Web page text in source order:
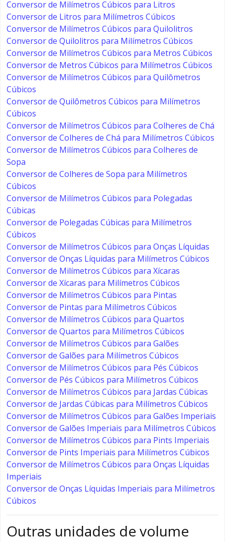
Conversor de Milímetros Cúbicos para Litros
Conversor de Litros para Milímetros Cúbicos
Conversor de Milímetros Cúbicos para Quilolitros
Conversor de Quilolitros para Milímetros Cúbicos
Conversor de Milímetros Cúbicos para Metros Cúbicos
Conversor de Metros Cúbicos para Milímetros Cúbicos
Conversor de Milímetros Cúbicos para Quilômetros
Cúbicos
Conversor de Quilômetros Cúbicos para Milímetros
Cúbicos
Conversor de Milímetros Cúbicos para Colheres de Chá
Conversor de Colheres de Chá para Milímetros Cúbicos
Conversor de Milímetros Cúbicos para Colheres de
Sopa
Conversor de Colheres de Sopa para Milímetros
Cúbicos
Conversor de Milímetros Cúbicos para Polegadas
Cúbicas
Conversor de Polegadas Cúbicas para Milímetros
Cúbicos
Conversor de Milímetros Cúbicos para Onças Líquidas
Conversor de Onças Líquidas para Milímetros Cúbicos
Conversor de Milímetros Cúbicos para Xícaras
Conversor de Xícaras para Milímetros Cúbicos
Conversor de Milímetros Cúbicos para Pintas
Conversor de Pintas para Milímetros Cúbicos
Conversor de Milímetros Cúbicos para Quartos
Conversor de Quartos para Milímetros Cúbicos
Conversor de Milímetros Cúbicos para Galões
Conversor de Galões para Milímetros Cúbicos
Conversor de Milímetros Cúbicos para Pés Cúbicos
Conversor de Pés Cúbicos para Milímetros Cúbicos
Conversor de Milímetros Cúbicos para Jardas Cúbicas
Conversor de Jardas Cúbicas para Milímetros Cúbicos
Conversor de Milímetros Cúbicos para Galões Imperiais
Conversor de Galões Imperiais para Milímetros Cúbicos
Conversor de Milímetros Cúbicos para Pints Imperiais
Conversor de Pints Imperiais para Milímetros Cúbicos
Conversor de Milímetros Cúbicos para Onças Líquidas
Imperiais
Conversor de Onças Líquidas Imperiais para Milímetros
Cúbicos
Outras unidades de volume